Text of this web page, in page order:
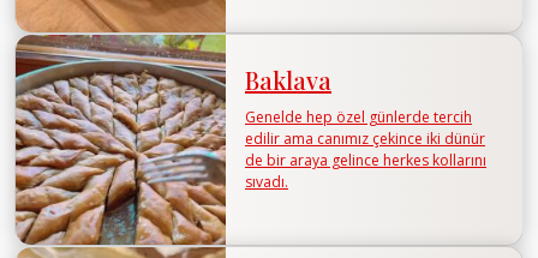
Baklava
Genelde hep özel günlerde tercih
edilir ama canımız çekince iki dünür
de bir araya gelince herkes kollarını
sıvadı.